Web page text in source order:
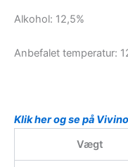
Alkohol: 12,5%
Anbefalet temperatur:
Klik her og se på
Vægt